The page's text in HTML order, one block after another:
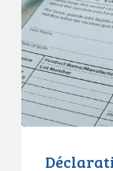
la
proposition
fiscale
du
Québec